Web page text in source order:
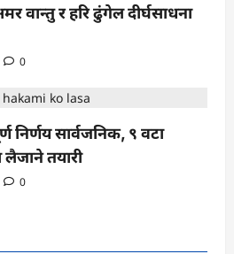
वान्तु र हरि ढुंगेल दीर्घसाधना
0
निर्णय सार्वजनिक, ९ वटा
तयारी
0